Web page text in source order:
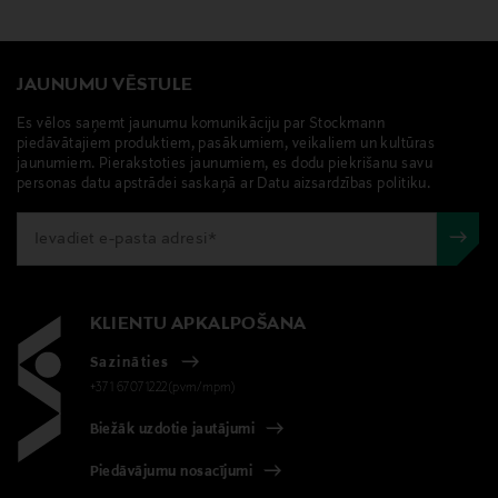
JAUNUMU VĒSTULE
Es vēlos saņemt jaunumu komunikāciju par Stockmann
piedāvātajiem produktiem, pasākumiem, veikaliem un kultūras
jaunumiem. Pierakstoties jaunumiem, es dodu piekrišanu savu
personas datu apstrādei saskaņā ar Datu aizsardzības politiku.
KLIENTU APKALPOŠANA
Sazināties
+371 67071222(pvm/mpm)
Biežāk uzdotie jautājumi
Piedāvājumu nosacījumi